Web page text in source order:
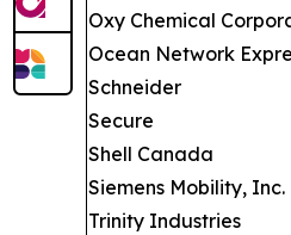
Oxy Chemical
Ocean Network
Schneider
Secure
Shell Canada
Siemens Mobility, Inc.
Trinity Industries